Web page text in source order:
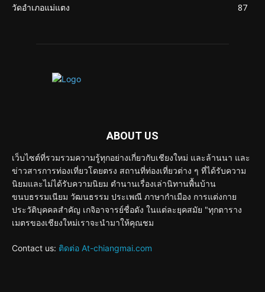
วัดอำเภอแม่แตง
87
ABOUT US
เว็บไซต์ที่รวมรวมความรู้ทุกอย่างเกี่ยวกับเชียงใหม่ และล้านนา และ
ข่าวสารการท่องเที่ยวโดยตรง สถานที่ท่องเที่ยวต่าง ๆ ที่ได้รับความ
นิยมและไม่ได้รับความนิยม ตำนานเรื่องเล่านิทานพื้นบ้าน
ขนบธรรมเนียม วัฒนธรรม ประเพณี ภาษากำเมือง การแต่งกาย
ประวัติบุคคลสำคัญ เกจิอาจารย์ชื่อดัง ในแต่ละยุคสมัย "ทุกตาราง
เมตรของเชียงใหม่เราจะนำมาให้คุณชม
Contact us: ติดต่อ At-chiangmai.com